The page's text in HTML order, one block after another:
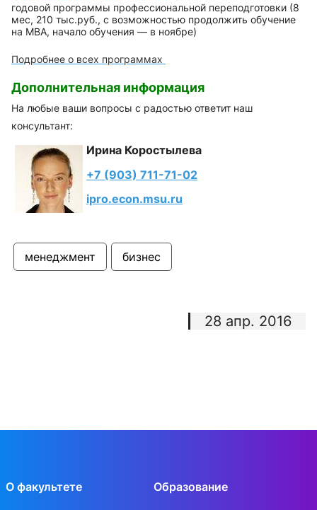
годовой программы профессиональной переподготовки (8
мес, 210 тыс.руб., с возможностью продолжить обучение
на МВА, начало обучения — в ноябре)
Подробнее о всех программах
Дополнительная информация
На любые ваши вопросы с радостью ответит наш
консультант:
Ирина Коростылева
+7 (903) 711-71-02
ipro.econ.msu.ru
менеджмент бизнес
28 апр. 2016
О факультете Образование